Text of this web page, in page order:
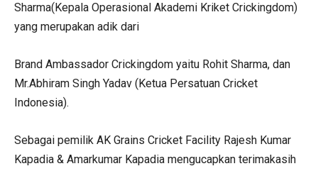
Sharma(Kepala Operasional Akademi Kriket Crickingdom)
yang merupakan adik dari
Brand Ambassador Crickingdom yaitu Rohit Sharma, dan
Mr.Abhiram Singh Yadav (Ketua Persatuan Cricket
Indonesia).
Sebagai pemilik AK Grains Cricket Facility Rajesh Kumar
Kapadia & Amarkumar Kapadia mengucapkan terimakasih